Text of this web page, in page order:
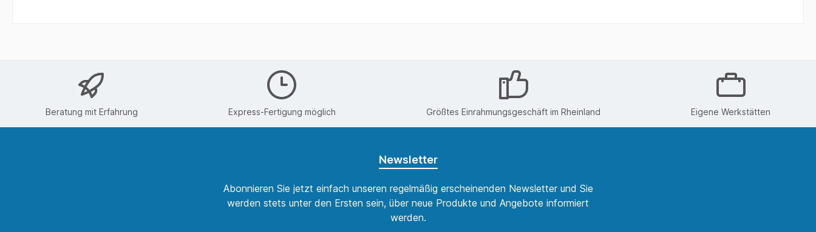
Beratung mit Erfahrung Express-Fertigung möglich Größtes Einrahmungsgeschäft im Rheinland Eigene Werkstätten
Newsletter
Abonnieren Sie jetzt einfach unseren regelmäßig erscheinenden Newsletter und Sie
werden stets unter den Ersten sein, über neue Produkte und Angebote informiert
werden.